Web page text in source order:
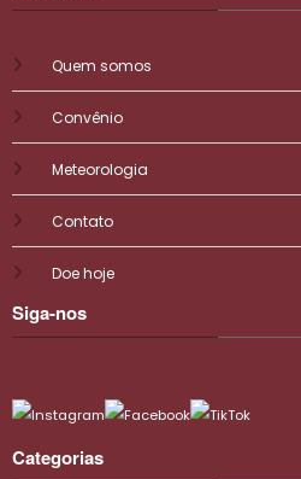
Quem somos
Convênio
Meteorologia
Contato
Doe hoje
Siga-nos
Categorias